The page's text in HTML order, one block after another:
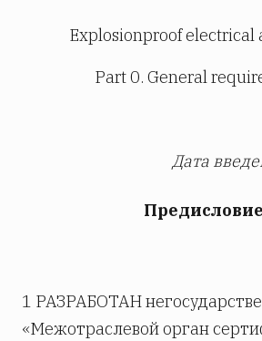
Explosionproof electrical
Part 0. General
Дата
Предисловие
1 РАЗРАБОТАН
«Межотраслевой орган